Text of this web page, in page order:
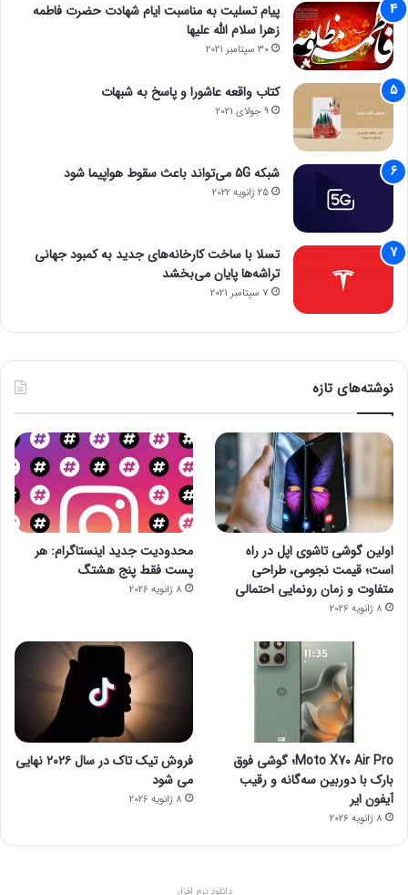
پیام تسلیت به مناسبت ایام شهادت حضرت فاطمه
زهرا سلام الله علیها
30 سپتامبر 2021
کتاب واقعه عاشورا و پاسخ به شبهات
9 جولای 2021
شبکه 5G می‌تواند باعث سقوط هواپیما شود
25 ژانویه 2022
تسلا با ساخت کارخانه‌های جدید به کمبود جهانی
تراشه‌ها پایان می‌بخشد
7 سپتامبر 2021
نوشته‌های تازه
اولین گوشی تاشوی اپل در راه
است؛ قیمت نجومی، طراحی
متفاوت و زمان رونمایی احتمالی
8 ژانویه 2026
محدودیت جدید اینستاگرام: هر
پست فقط پنج هشتگ
8 ژانویه 2026
Moto X70 Air Pro؛ گوشی فوق
بارک با دوربین سه‌گانه و رقیب
آیفون ایر
8 ژانویه 2026
فروش تیک تاک در سال ۲۰۲۶ نهایی
می شود
8 ژانویه 2026
دانلود نرم افزار